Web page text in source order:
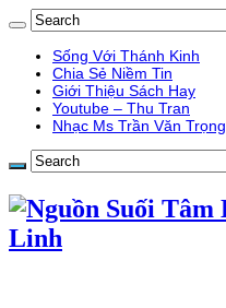
Sống Với Thánh Kinh
Chia Sẻ Niềm Tin
Giới Thiệu Sách Hay
Youtube – Thu Tran
Nhạc Ms Trần Văn Trọng
Linh